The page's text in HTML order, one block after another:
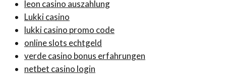
leon casino auszahlung
Lukki casino
lukki casino promo code
online slots echtgeld
verde casino bonus erfahrungen
netbet casino login